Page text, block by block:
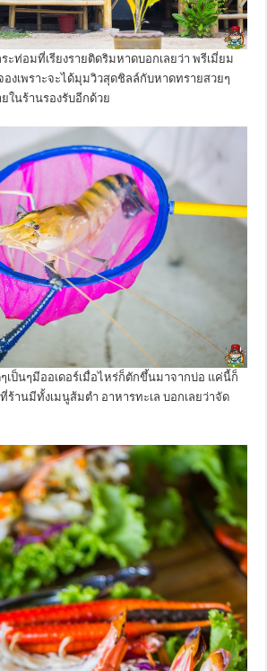
ะท่อมที่เรียงรายติดริมหาดบอกเลยว่า พรีเมี่ยม
องเพราะจะได้มุมวิวสุดชิลล์กับหาดทรายสวยๆ
ในร้านรองรับอีกด้วย
เป็นๆมีออเดอร์เมื่อไหร่ก็ตักขึ้นมาจากบ่อ แค่นี้ก็
ร้านมีทั้งเมนูส้มตำ อาหารทะเล บอกเลยว่าจัด